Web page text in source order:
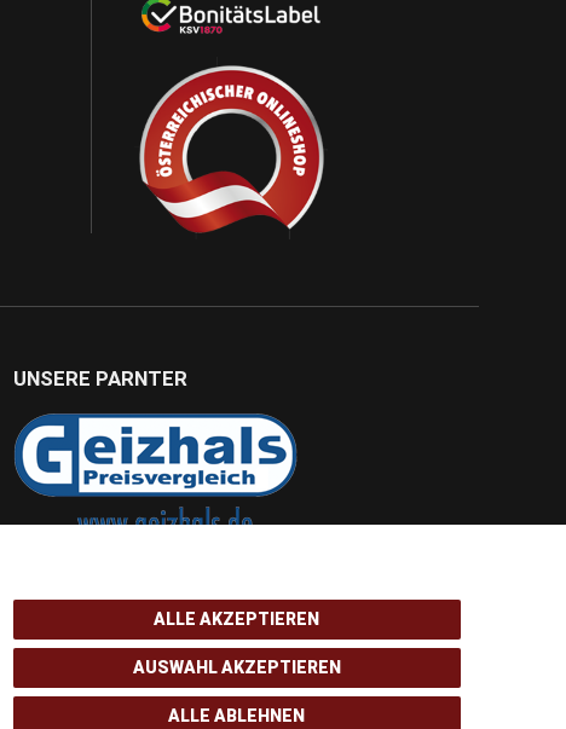
UNSERE PARNTER
ALLE AKZEPTIEREN
AUSWAHL AKZEPTIEREN
ALLE ABLEHNEN